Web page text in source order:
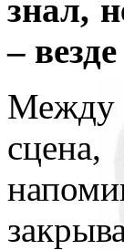
знал,
–
Между